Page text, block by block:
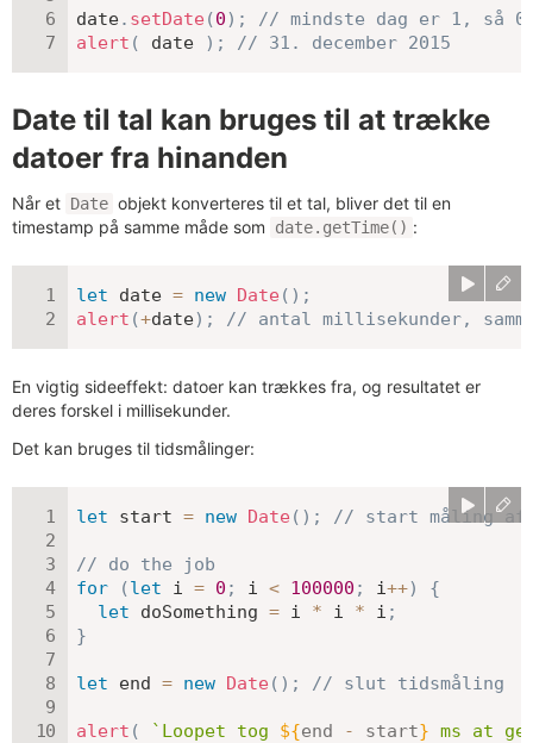
date. setDate (0) ;
// mindste dag er 1, så
alert ( date ) ; // 31. december 2015
Date til tal kan bruges til at trække
datoer fra hinanden
Når et Date objekt konverteres til et tal, bliver det til en
timestamp på samme måde som
date.getTime() :
let date = new Date ( ) ;
alert (+date) ; // antal millisekunder,
En vigtig sideeffekt: datoer kan trækkes fra, og resultatet er
deres forskel i millisekunder.
Det kan bruges til tidsmålinger:
let start = new Date ( ) ; // start måling
// do the job
for
(let i = 0 ; i < 100000 ; i++)
{
let doSomething = i * i * i ;
}
let end = new Date ( ) ; // slut tidsmåling
alert ( ` Loopet tog ${end - start} ms at